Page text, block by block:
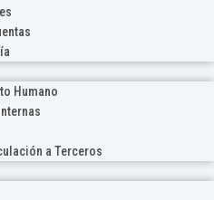
Humano
a Terceros